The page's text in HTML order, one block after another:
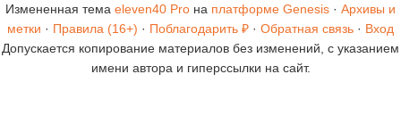
Измененная тема eleven40 Pro на платформе Genesis · Архивы и
метки · Правила (16+) · Поблагодарить ₽ · Обратная связь · Вход
Допускается копирование материалов без изменений, с указанием
имени автора и гиперссылки на сайт.